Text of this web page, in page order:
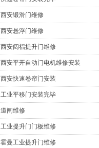
西安锻滑门维修
西安悬浮门维修
西安阔福提升门维修
西安平开自动门电机维修安装
西安快速卷帘门安装
工业平移门安装完毕
道闸维修
工业提升门门板维修
霍曼工业提升门维修